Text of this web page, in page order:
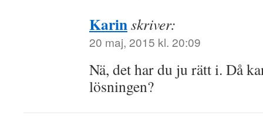
Karinskriver:
20 maj, 2015 kl. 20:09
Nä, det har du ju rätt i. Då
lösningen?